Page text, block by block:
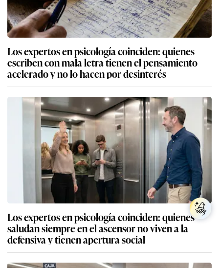
Los expertos en psicología coinciden: quienes
escriben con mala letra tienen el pensamiento
acelerado y no lo hacen por desinterés
Los expertos en psicología coinciden: quienes
saludan siempre en el ascensor no viven a la
defensiva y tienen apertura social